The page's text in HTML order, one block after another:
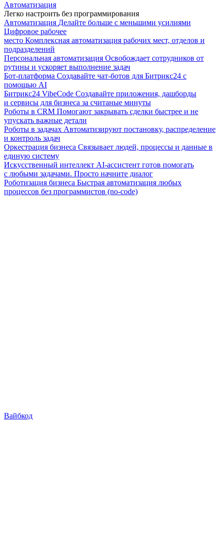
Автоматизация
Легко настроить без программирования
Автоматизация Делайте больше с меньшими усилиями
Цифровое рабочее
место Комплексная автоматизация рабочих мест, отделов и
подразделений
Персональная автоматизация Освобождает сотрудников от
рутины и ускоряет выполнение задач
Бот-платформа Создавайте чат-ботов для Битрикс24 с
помощью AI
Битрикс24 VibeCode Создавайте приложения, дашборды
и сервисы для бизнеса за считаные минуты
Роботы в CRM Помогают закрывать сделки быстрее и не
упускать важные детали
Роботы в задачах Автоматизируют постановку, распределение
и контроль задач
Оркестрация бизнеса Связывает людей, процессы и данные в
единую систему
Искусственный интеллект AI-ассистент готов помогать
с любыми задачами. Просто начните диалог
Роботизация бизнеса Быстрая автоматизация любых
процессов без программистов (no-code)
Вайбкод